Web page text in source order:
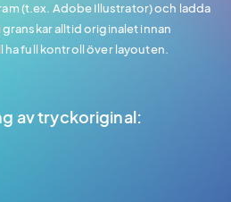
(t.ex. Adobe Illustrator) och ladda
alltid originalet innan
full kontroll över layouten.
av tryckoriginal: